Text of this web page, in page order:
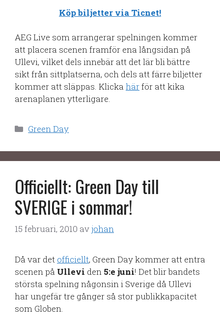
Köp biljetter via Ticnet!
AEG Live som arrangerar spelningen kommer
att placera scenen framför ena långsidan på
Ullevi, vilket dels innebär att det lär bli bättre
sikt från sittplatserna, och dels att färre biljetter
kommer att släppas. Klicka härför att kika
arenaplanen ytterligare.
Kategorier
Green Day
Officiellt: Green Day till
SVERIGE i sommar!
15 februari, 2010 avjohan
Då var det officiellt, Green Day kommer att entra
scenen på Ullevi den 5:e juni! Det blir bandets
största spelning någonsin i Sverige då Ullevi
har ungefär tre gånger så stor publikkapacitet
som Globen.